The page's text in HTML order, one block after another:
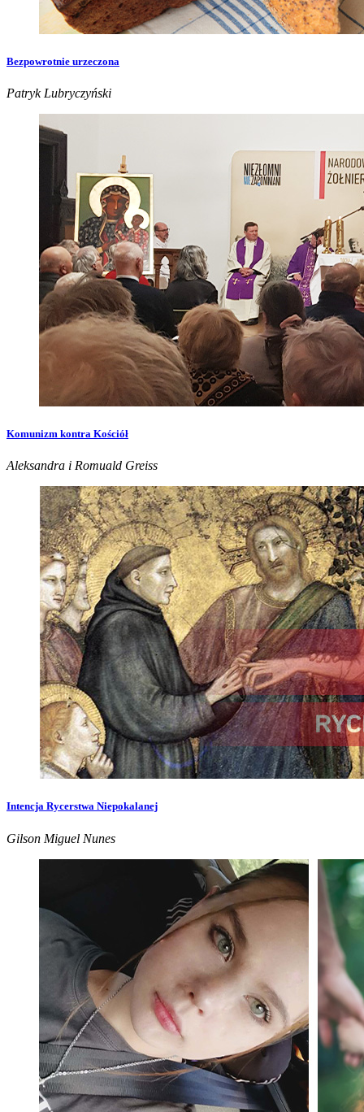
Bezpowrotnie urzeczona
Patryk Lubryczyński
Komunizm kontra Kościół
Aleksandra i Romuald Greiss
Intencja Rycerstwa Niepokalanej
Gilson Miguel Nunes